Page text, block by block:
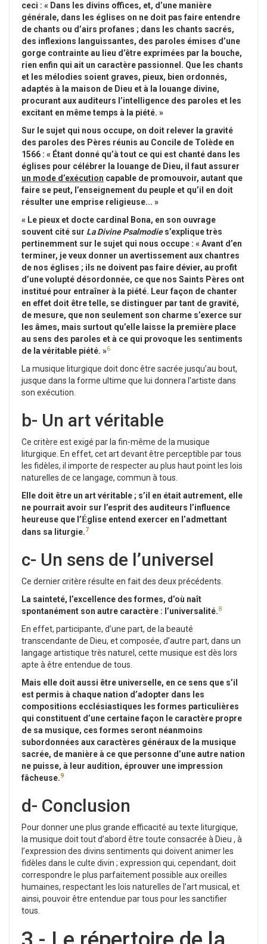
ceci : « Dans les divins offices, et, d’une manière
générale, dans les églises on ne doit pas faire entendre
de chants ou d’airs profanes ; dans les chants sacrés,
des inflexions languissantes, des paroles émises d’une
gorge contrainte au lieu d’être exprimées par la bouche,
rien enfin qui ait un caractère passionnel. Que les chants
et les mélodies soient graves, pieux, bien ordonnés,
adaptés à la maison de Dieu et à la louange divine,
procurant aux auditeurs l’intelligence des paroles et les
excitant en même temps à la piété. »
Sur le sujet qui nous occupe, on doit relever la gravité
des paroles des Pères réunis au Concile de Tolède en
1566 : « Étant donné qu’à tout ce qui est chanté dans les
églises pour célébrer la louange de Dieu, il faut assurer
un mode d’exécution capable de promouvoir, autant que
faire se peut, l’enseignement du peuple et qu’il en doit
résulter une emprise religieuse... »
« Le pieux et docte cardinal Bona, en son ouvrage
souvent cité sur La Divine Psalmodies’explique très
pertinemment sur le sujet qui nous occupe : « Avant d’en
terminer, je veux donner un avertissement aux chantres
de nos églises ; ils ne doivent pas faire dévier, au profit
d’une volupté désordonnée, ce que nos Saints Pères ont
institué pour entraîner à la piété. Leur façon de chanter
en effet doit être telle, se distinguer par tant de gravité,
de mesure, que non seulement son charme s’exerce sur
les âmes, mais surtout qu’elle laisse la première place
au sens des paroles et à ce qui provoque les sentiments
de la véritable piété. »6
La musique liturgique doit donc être sacrée jusqu’au bout,
jusque dans la forme ultime que lui donnera l’artiste dans
son exécution.
b- Un art véritable
Ce critère est exigé par la fin-même de la musique
liturgique. En effet, cet art devant être perceptible par tous
les fidèles, il importe de respecter au plus haut point les lois
naturelles de ce langage, commun à tous.
Elle doit être un art véritable ; s’il en était autrement, elle
ne pourrait avoir sur l’esprit des auditeurs l’influence
heureuse que l’Église entend exercer en l’admettant
dans sa liturgie.7
c- Un sens de l’universel
Ce dernier critère résulte en fait des deux précédents.
La sainteté, l’excellence des formes, d’où naît
spontanément son autre caractère : l’universalité.8
En effet, participante, d’une part, de la beauté
transcendante de Dieu, et composée, d’autre part, dans un
langage artistique très naturel, cette musique est dès lors
apte à être entendue de tous.
Mais elle doit aussi être universelle, en ce sens que s’il
est permis à chaque nation d’adopter dans les
compositions ecclésiastiques les formes particulières
qui constituent d’une certaine façon le caractère propre
de sa musique, ces formes seront néanmoins
subordonnées aux caractères généraux de la musique
sacrée, de manière à ce que personne d’une autre nation
ne puisse, à leur audition, éprouver une impression
fâcheuse.9
d- Conclusion
Pour donner une plus grande efficacité au texte liturgique,
la musique doit tout d’abord être toute consacrée à Dieu , à
l’expression des divins sentiments qui doivent animer les
fidèles dans le culte divin ; expression qui, cependant, doit
correspondre le plus parfaitement possible aux oreilles
humaines, respectant les lois naturelles de l’art musical, et
ainsi, pouvoir être entendue par tous pour les sanctifier
tous.